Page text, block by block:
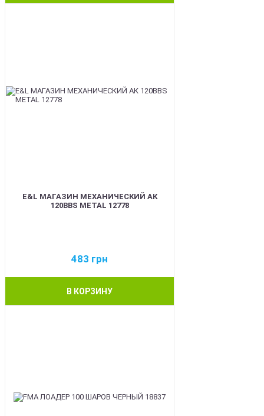
E&L МАГАЗИН МЕХАНИЧЕСКИЙ АК
120BBS METAL 12778
483 грн
В КОРЗИНУ